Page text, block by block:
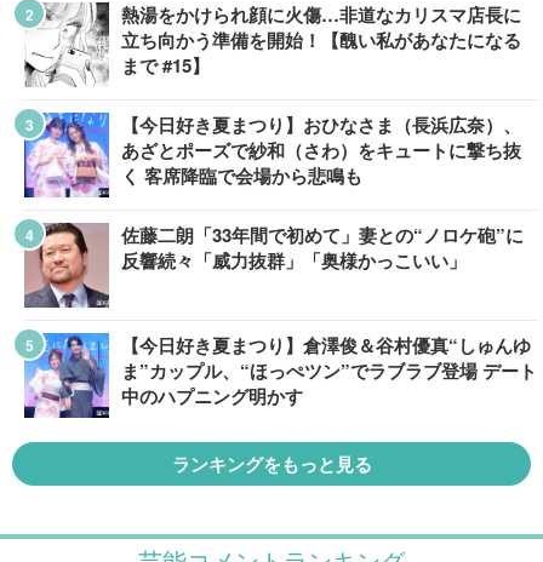
熱湯をかけられ顔に火傷…非道なカリスマ店長に
立ち向かう準備を開始！【醜い私があなたになる
まで #15】
【今日好き夏まつり】おひなさま（長浜広奈）、
あざとポーズで紗和（さわ）をキュートに撃ち抜
く 客席降臨で会場から悲鳴も
佐藤二朗「33年間で初めて」妻との“ノロケ砲”に
反響続々「威力抜群」「奥様かっこいい」
【今日好き夏まつり】倉澤俊＆谷村優真“しゅんゆ
ま”カップル、“ほっぺツン”でラブラブ登場 デート
中のハプニング明かす
ランキングをもっと見る